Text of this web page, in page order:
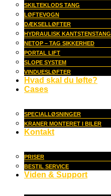
SKILTEKLODS TANG
LØFTEVOGN
DÆKSELLØFTER
HYDRAULISK KANTSTENSTANG
NETOP – TAG SIKKERHED
PORTAL LIFT
SLOPE SYSTEM
VINDUESLØFTER
Hvad skal du løfte?
Cases
SPECIALLØSNINGER
KRANER MONTERET I BILER
Kontakt
PRISER
BESTIL SERVICE
Viden & Support